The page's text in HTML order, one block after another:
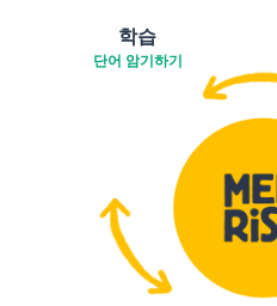
학습
단어 암기하기